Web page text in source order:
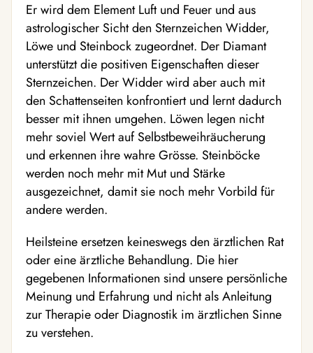
Er wird dem Element Luft und Feuer und aus
astrologischer Sicht den Sternzeichen Widder,
Löwe und Steinbock zugeordnet. Der Diamant
unterstützt die positiven Eigenschaften dieser
Sternzeichen. Der Widder wird aber auch mit
den Schattenseiten konfrontiert und lernt dadurch
besser mit ihnen umgehen. Löwen legen nicht
mehr soviel Wert auf Selbstbeweihräucherung
und erkennen ihre wahre Grösse. Steinböcke
werden noch mehr mit Mut und Stärke
ausgezeichnet, damit sie noch mehr Vorbild für
andere werden.
Heilsteine ersetzen keineswegs den ärztlichen Rat
oder eine ärztliche Behandlung. Die hier
gegebenen Informationen sind unsere persönliche
Meinung und Erfahrung und nicht als Anleitung
zur Therapie oder Diagnostik im ärztlichen Sinne
zu verstehen.